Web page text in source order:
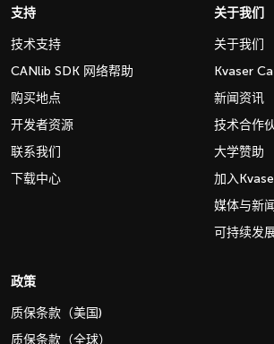
支持
技术支持
CANlib SDK 网络帮助
购买地点
开发者资源
联系我们
下载中心
关于我们
关于我们
Kvaser
新闻资讯
技术合作
大学赞助
加入
媒体与新
可持续发
政策
质保条款（美国)
质保条款（全球）